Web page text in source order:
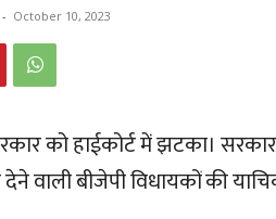
- October 10, 2023
को हाईकोर्ट में झटका।
वाली बीजेपी विधायकों की